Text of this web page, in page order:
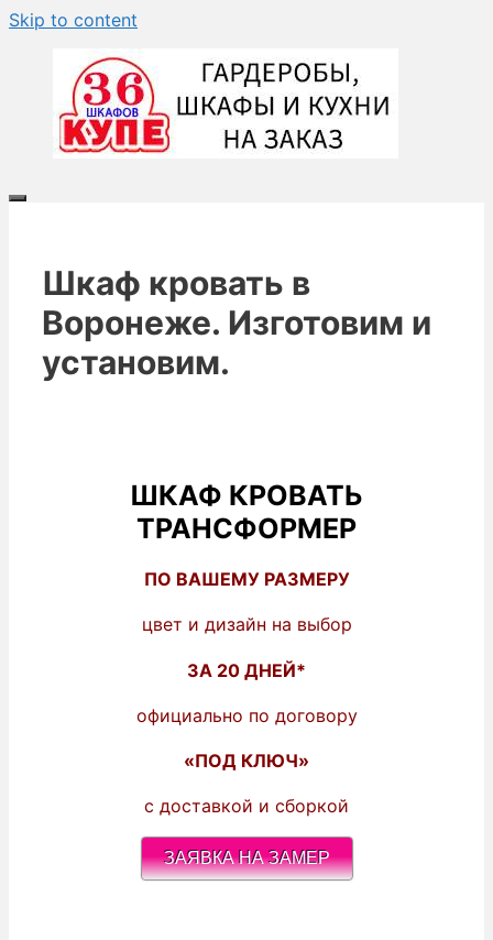
Skip to content
Шкаф кровать в
Воронеже. Изготовим и
установим.
ШКАФ КРОВАТЬ
ТРАНСФОРМЕР
ПО ВАШЕМУ РАЗМЕРУ
цвет и дизайн на выбор
ЗА 20 ДНЕЙ*
официально по договору
«ПОД КЛЮЧ»
с доставкой и сборкой
ЗАЯВКА НА ЗАМЕР